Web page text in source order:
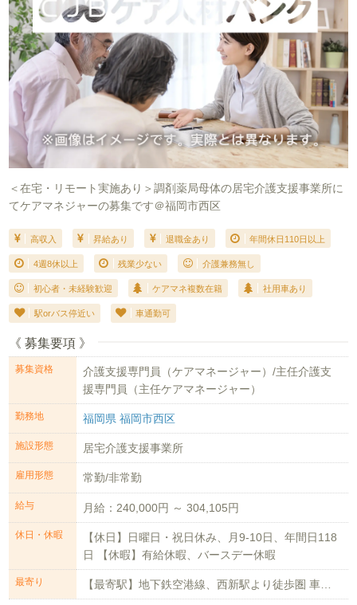
＜在宅・リモート実施あり＞調剤薬局母体の居宅介護支援事業所に
てケアマネジャーの募集です＠福岡市西区
高収入 昇給あり 退職金あり 年間休日110日以上
4週8休以上 残業少ない 介護兼務無し
初心者・未経験歓迎 ケアマネ複数在籍 社用車あり
駅orバス停近い 車通勤可
《 募集要項 》
募集資格
介護支援専門員（ケアマネージャー）/主任介護支
援専門員（主任ケアマネージャー）
勤務地 福岡県 福岡市西区
施設形態 居宅介護支援事業所
雇用形態 常勤/非常勤
給与 月給：240,000円 ～ 304,105円
休日・休暇
【休日】日曜日・祝日休み、月9-10日、年間日118
日 【休暇】有給休暇、バースデー休暇
最寄り